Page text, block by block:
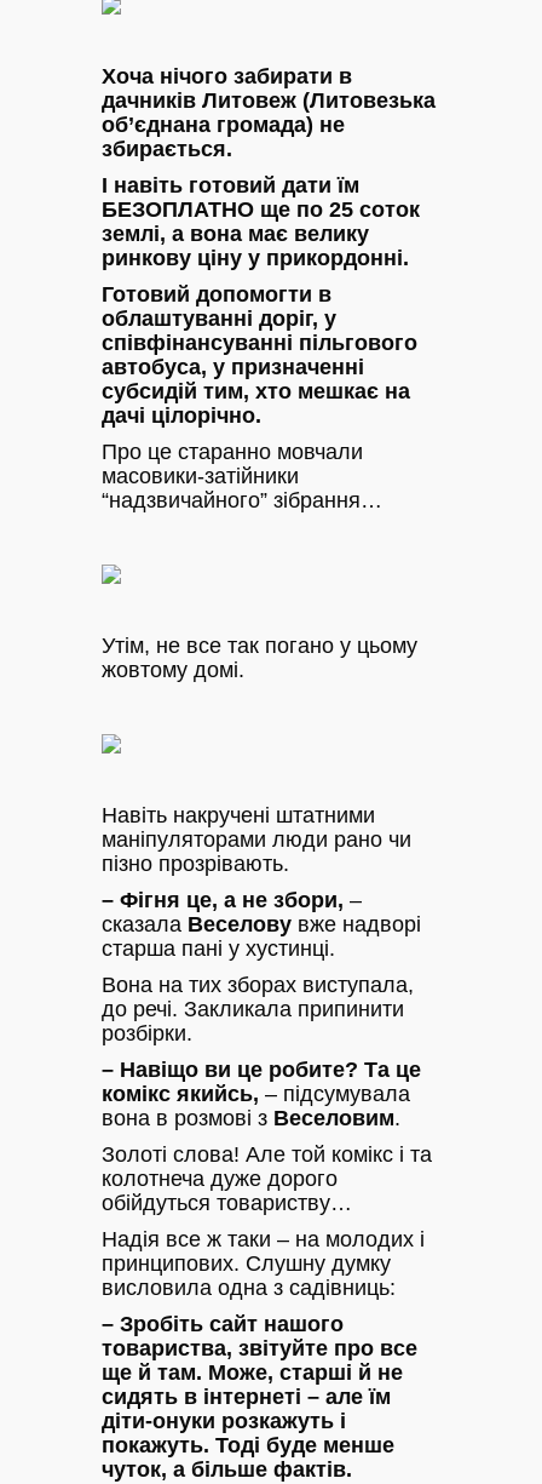
Хоча нічого забирати в
дачників Литовеж (Литовезька
об’єднана громада) не
збирається.
І навіть готовий дати їм
БЕЗОПЛАТНО ще по 25 соток
землі, а вона має велику
ринкову ціну у прикордонні.
Готовий допомогти в
облаштуванні доріг, у
співфінансуванні пільгового
автобуса, у призначенні
субсидій тим, хто мешкає на
дачі цілорічно.
Про це старанно мовчали
масовики-затійники
“надзвичайного” зібрання…
Утім, не все так погано у цьому
жовтому домі.
Навіть накручені штатними
маніпуляторами люди рано чи
пізно прозрівають.
– Фігня це, а не збори, –
сказала Веселову вже надворі
старша пані у хустинці.
Вона на тих зборах виступала,
до речі. Закликала припинити
розбірки.
– Навіщо ви це робите? Та це
комікс якийсь, – підсумувала
вона в розмові з Веселовим.
Золоті слова! Але той комікс і та
колотнеча дуже дорого
обійдуться товариству…
Надія все ж таки – на молодих і
принципових. Слушну думку
висловила одна з садівниць:
– Зробіть сайт нашого
товариства, звітуйте про все
ще й там. Може, старші й не
сидять в інтернеті – але їм
діти-онуки розкажуть і
покажуть. Тоді буде менше
чуток, а більше фактів.